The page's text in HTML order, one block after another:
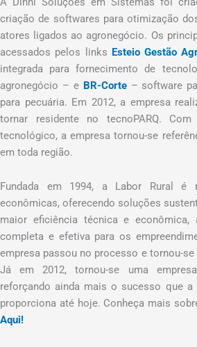
criação de softwares para otimização
atores ligados ao agronegócio. Os
acessados pelos links Esteio Gestão
integrada para fornecimento de
agronegócio – e BR-Corte– software
para pecuária. Em 2012, a empresa
tornar residente no tecnoPARQ.
tecnológico, a empresa tornou-se
em toda região.
Fundada em 1994, a Labor Rural é
econômicas, oferecendo soluções
maior eficiência técnica e econômica,
completa e efetiva para os
empresa passou no processo e tornou-se
Já em 2012, tornou-se uma
reforçando ainda mais o sucesso que a
proporciona até hoje. Conheça mais
Aqui!